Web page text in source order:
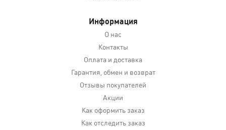
Информация
О нас
Контакты
Оплата и доставка
Гарантия, обмен и возврат
Отзывы покупателей
Акции
Как оформить заказ
Как отследить заказ